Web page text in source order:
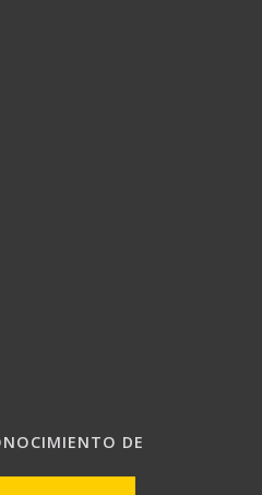
DE